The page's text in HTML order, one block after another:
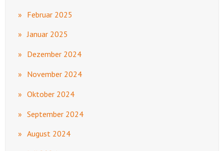
Februar 2025
Januar 2025
Dezember 2024
November 2024
Oktober 2024
September 2024
August 2024